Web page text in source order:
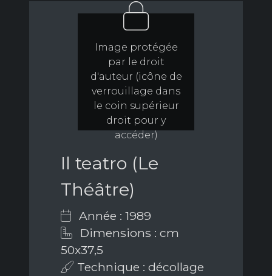
Image protégée
par le droit
d'auteur (icône de
verrouillage dans
le coin supérieur
droit pour y
accéder)
Il teatro (Le
Théâtre)
Année : 1989
Dimensions : cm
50x37,5
Technique : décollage